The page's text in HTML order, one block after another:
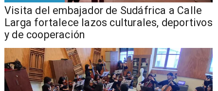
​Visita del embajador de Sudáfrica a Calle
Larga fortalece lazos culturales, deportivos
y de cooperación